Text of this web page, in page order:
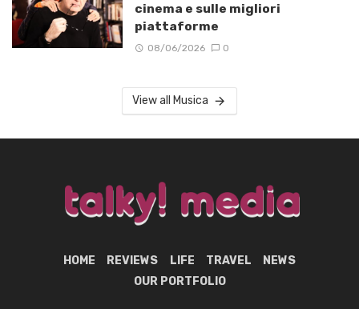
cinema e sulle migliori
piattaforme
08/06/2026 0
View all Musica
HOME REVIEWS LIFE TRAVEL
NEWS
OUR PORTFOLIO